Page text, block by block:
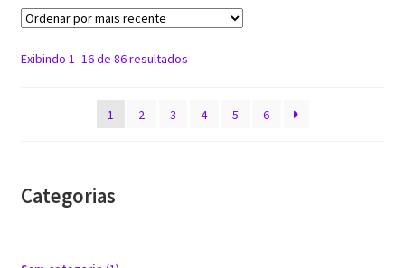
Exibindo 1–16 de 86 resultadosClassificado
recente
1 2 3 4 5 6
Categorias